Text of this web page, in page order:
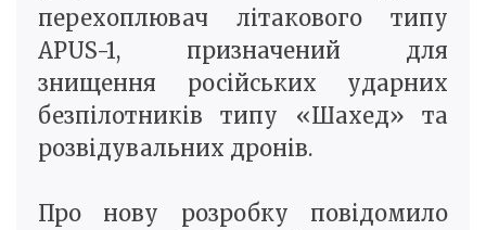
перехоплювач літакового типу
APUS-1, призначений для
знищення російських ударних
безпілотників типу «Шахед» та
розвідувальних дронів.
Про нову розробку повідомило